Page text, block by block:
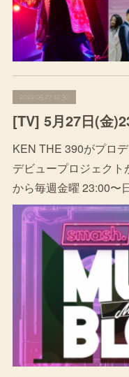
2022.05.27 12:30
KEN THE 390がプロ
デビュープロジェク
から毎週金曜 23:00〜